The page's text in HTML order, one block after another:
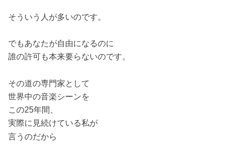
そういう人が多いのです。
でもあなたが自由になるのに
誰の許可も本来要らないのです。
その道の専門家として
世界中の音楽シーンを
この25年間、
実際に見続けている私が
言うのだから